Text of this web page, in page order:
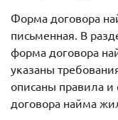
Форма договора
письменная. В
форма договора
указаны
описаны правила
договора найма